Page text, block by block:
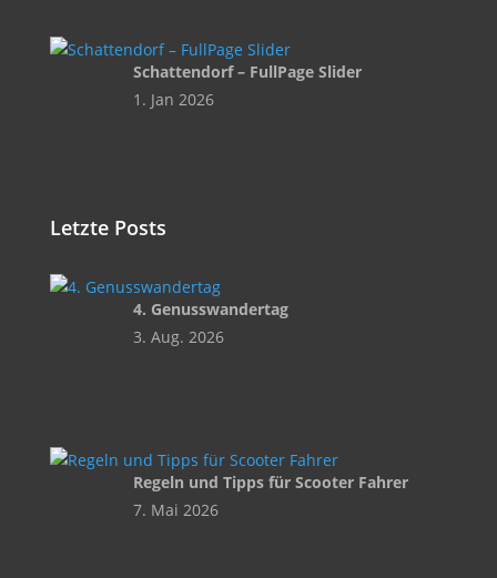
Schattendorf – FullPage Slider
1. Jan 2026
Letzte Posts
4. Genusswandertag
3. Aug. 2026
Regeln und Tipps für Scooter Fahrer
7. Mai 2026